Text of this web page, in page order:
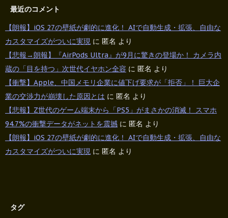
最近のコメント
【朗報】iOS 27の壁紙が劇的に進化！ AIで自動生成・拡張、自由な
カスタマイズがついに実現 に 匿名 より
【悲報→朗報】『AirPods Ultra』が9月に驚きの登場か！ カメラ内
蔵の「目を持つ」次世代イヤホン全容 に 匿名 より
【衝撃】Apple、中国メモリ企業に値下げ要求が「拒否」！ 巨大企
業の交渉力が崩壊した原因とは に 匿名 より
【悲報】Z世代のゲーム端末から「PS5」がまさかの消滅！ スマホ
94.7%の衝撃データがネットを震撼 に 匿名 より
【朗報】iOS 27の壁紙が劇的に進化！ AIで自動生成・拡張、自由な
カスタマイズがついに実現 に 匿名 より
タグ